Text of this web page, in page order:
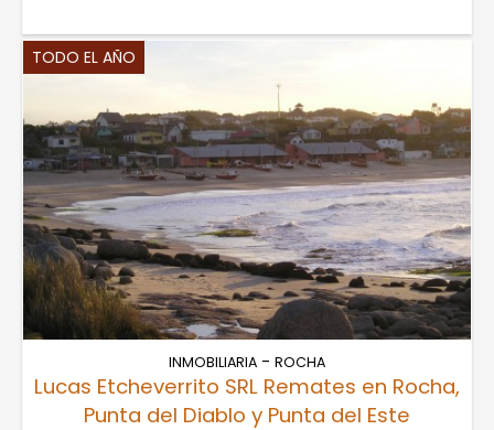
TODO EL AÑO
INMOBILIARIA - ROCHA
Lucas Etcheverrito SRL Remates en Rocha,
Punta del Diablo y Punta del Este